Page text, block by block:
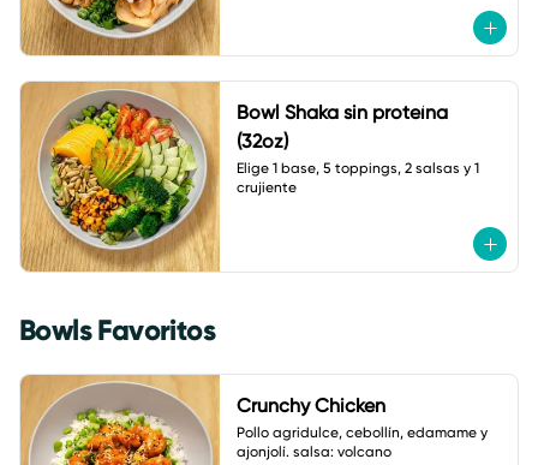
Bowl Shaka sin proteína
(32oz)
Elige 1 base, 5 toppings, 2 salsas y 1
crujiente
Bowls Favoritos
Crunchy Chicken
Pollo agridulce, cebollín, edamame y
ajonjolí. salsa: volcano